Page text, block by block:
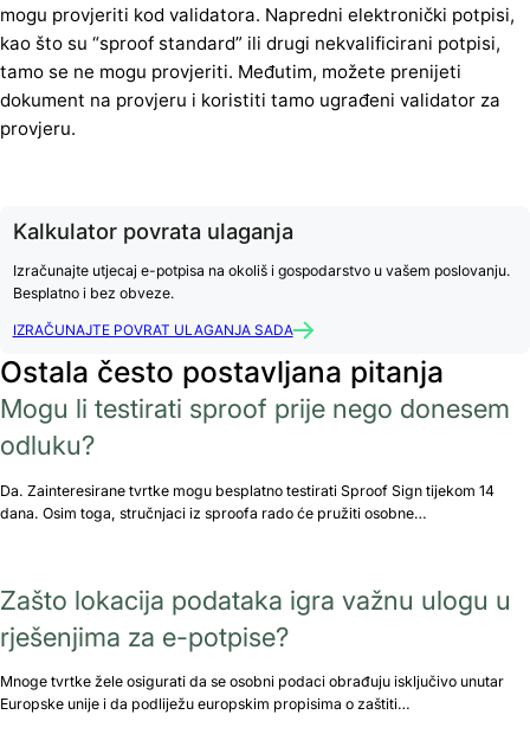
mogu provjeriti kod validatora. Napredni elektronički potpisi,
kao što su “sproof standard” ili drugi nekvalificirani potpisi,
tamo se ne mogu provjeriti. Međutim, možete prenijeti
dokument na provjeru i koristiti tamo ugrađeni validator za
provjeru.
Kalkulator povrata ulaganja
Izračunajte utjecaj e-potpisa na okoliš i gospodarstvo u vašem poslovanju.
Besplatno i bez obveze.
IZRAČUNAJTE POVRAT ULAGANJA SADA
Ostala često postavljana pitanja
Mogu li testirati sproof prije nego donesem
odluku?
Da. Zainteresirane tvrtke mogu besplatno testirati Sproof Sign tijekom 14
dana. Osim toga, stručnjaci iz sproofa rado će pružiti osobne…
Zašto lokacija podataka igra važnu ulogu u
rješenjima za e-potpise?
Mnoge tvrtke žele osigurati da se osobni podaci obrađuju isključivo unutar
Europske unije i da podliježu europskim propisima o zaštiti…